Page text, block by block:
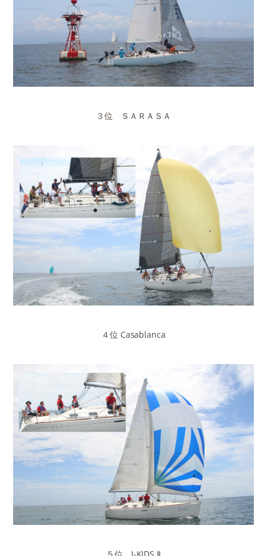
３位 ＳＡＲＡＳＡ
４位 Casablanca